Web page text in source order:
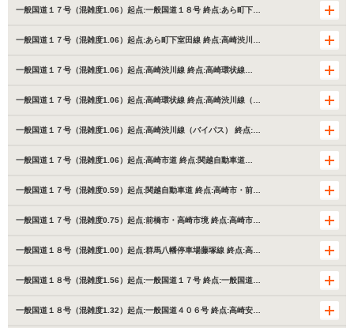
一般国道１７号（混雑度1.06）起点:一般国道１８号 終点:あら町下…
一般国道１７号（混雑度1.06）起点:あら町下室田線 終点:高崎渋川…
一般国道１７号（混雑度1.06）起点:高崎渋川線 終点:高崎環状線…
一般国道１７号（混雑度1.06）起点:高崎環状線 終点:高崎渋川線（…
一般国道１７号（混雑度1.06）起点:高崎渋川線（バイパス） 終点:…
一般国道１７号（混雑度1.06）起点:高崎市道 終点:関越自動車道…
一般国道１７号（混雑度0.59）起点:関越自動車道 終点:高崎市・前…
一般国道１７号（混雑度0.75）起点:前橋市・高崎市境 終点:高崎市…
一般国道１８号（混雑度1.00）起点:群馬八幡停車場藤塚線 終点:高…
一般国道１８号（混雑度1.56）起点:一般国道１７号 終点:一般国道…
一般国道１８号（混雑度1.32）起点:一般国道４０６号 終点:高崎安…